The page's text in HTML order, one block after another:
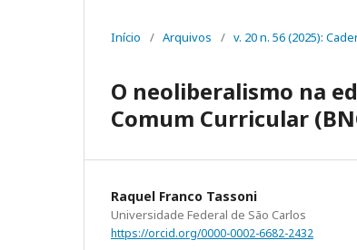
Início / Arquivos / v. 20 n. 56 (2025):
O neoliberalismo na
Comum Curricular
Raquel Franco Tassoni
Universidade Federal de São Carlos
https://orcid.org/0000-0002-6682-2432